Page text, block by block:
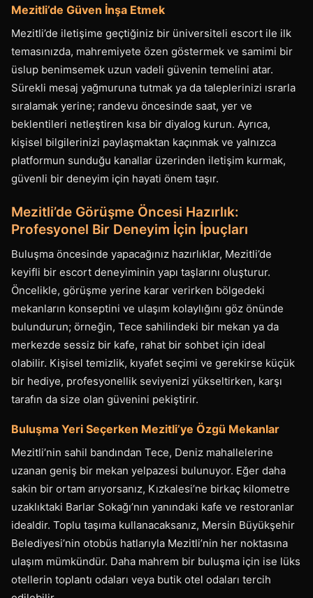
Mezitli’de Güven İnşa Etmek
Mezitli’de iletişime geçtiğiniz bir üniversiteli escort ile ilk
temasınızda, mahremiyete özen göstermek ve samimi bir
üslup benimsemek uzun vadeli güvenin temelini atar.
Sürekli mesaj yağmuruna tutmak ya da taleplerinizi ısrarla
sıralamak yerine; randevu öncesinde saat, yer ve
beklentileri netleştiren kısa bir diyalog kurun. Ayrıca,
kişisel bilgilerinizi paylaşmaktan kaçınmak ve yalnızca
platformun sunduğu kanallar üzerinden iletişim kurmak,
güvenli bir deneyim için hayati önem taşır.
Mezitli’de Görüşme Öncesi Hazırlık:
Profesyonel Bir Deneyim İçin İpuçları
Buluşma öncesinde yapacağınız hazırlıklar, Mezitli’de
keyifli bir escort deneyiminin yapı taşlarını oluşturur.
Öncelikle, görüşme yerine karar verirken bölgedeki
mekanların konseptini ve ulaşım kolaylığını göz önünde
bulundurun; örneğin, Tece sahilindeki bir mekan ya da
merkezde sessiz bir kafe, rahat bir sohbet için ideal
olabilir. Kişisel temizlik, kıyafet seçimi ve gerekirse küçük
bir hediye, profesyonellik seviyenizi yükseltirken, karşı
tarafın da size olan güvenini pekiştirir.
Buluşma Yeri Seçerken Mezitli’ye Özgü Mekanlar
Mezitli’nin sahil bandından Tece, Deniz mahallelerine
uzanan geniş bir mekan yelpazesi bulunuyor. Eğer daha
sakin bir ortam arıyorsanız, Kızkalesi’ne birkaç kilometre
uzaklıktaki Barlar Sokağı’nın yanındaki kafe ve restoranlar
idealdir. Toplu taşıma kullanacaksanız, Mersin Büyükşehir
Belediyesi’nin otobüs hatlarıyla Mezitli’nin her noktasına
ulaşım mümkündür. Daha mahrem bir buluşma için ise lüks
otellerin toplantı odaları veya butik otel odaları tercih